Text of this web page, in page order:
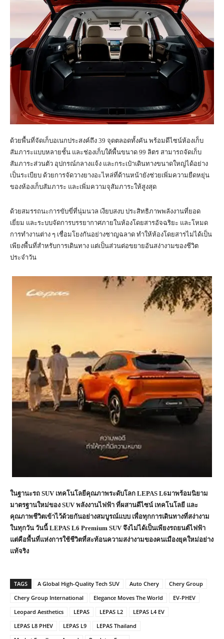
ด้วยพื้นที่จัดเก็บอเนกประสงค์ถึง 39 จุดตลอดทั้งคัน พร้อมดีไซน์ห้องเก็บ
สัมภาระแบบหลายชั้น และช่องเก็บใต้พื้นขนาด 99 ลิตร สามารถจัดเก็บ
สัมภาระส่วนตัว อุปกรณ์กลางแจ้ง และกระเป๋าเดินทางขนาดใหญ่ได้อย่าง
เป็นระเบียบ ด้วยการจัดวางยางอะไหล่ที่ด้านหน้ายังช่วยเพิ่มความยืดหยุ่น
ของห้องเก็บสัมภาระ และเพิ่มความจุสัมภาระให้สูงสุด
ด้วยสมรรถนะการขับขี่ที่นุ่มนวล เงียบสงบ ประสิทธิภาพพลังงานที่ยอด
เยี่ยม และระบบจัดการบรรยากาศภายในห้องโดยสารอัจฉริยะ และโหมด
การทำงานต่าง ๆ เชื่อมโยงกันอย่างชาญฉลาด ทำให้ห้องโดยสารไม่ได้เป็น
เพียงพื้นที่สำหรับการเดินทาง แต่เป็นส่วนต่อขยายอันสง่างามของชีวิต
ประจำวัน
ในฐานะรถ SUV เทคโนโลยีคุณภาพระดับโลก LEPAS L6มาพร้อมนิยาม
มาตรฐานใหม่ของ SUV พลังงานไฟฟ้า ที่ผสานดีไซน์ เทคโนโลยี และ
คุณภาพชีวิตเข้าไว้ด้วยกันอย่างสมบูรณ์แบบ เพื่อทุกการเดินทางที่สง่างาม
ในทุกวัน วันนี้ LEPAS L6 Premium SUV จึงไม่ได้เป็นเพียงรถยนต์ไฟฟ้า
แต่คือพื้นที่แห่งการใช้ชีวิตที่สะท้อนความสง่างามของคนเมืองยุคใหม่อย่าง
แท้จริง
TAGS A Global High-Quality Tech SUV Auto Chery
Chery Group
Chery Group International
Elegance Moves The World
EV-PHEV
Leopard Aesthetics
LEPAS LEPAS L2
LEPAS L4 EV
LEPAS L8 PHEV
LEPAS L9
LEPAS Thailand